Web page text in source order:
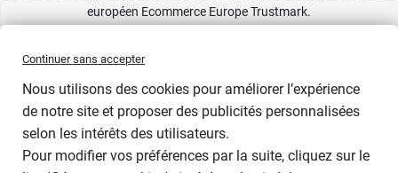
européen Ecommerce Europe Trustmark.
Continuer sans accepter
Nous utilisons des cookies pour améliorer l’expérience
de notre site et proposer des publicités personnalisées
selon les intérêts des utilisateurs.
Pour modifier vos préférences par la suite, cliquez sur le